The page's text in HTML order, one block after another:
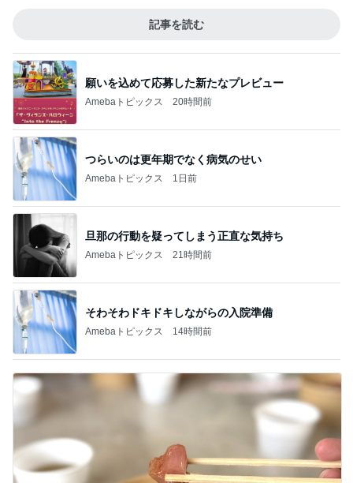
記事を読む
願いを込めて応募した新たなプレビュー
Amebaトピックス 20時間前
つらいのは更年期でなく病気のせい
Amebaトピックス 1日前
旦那の行動を疑ってしまう正直な気持ち
Amebaトピックス 21時間前
そわそわドキドキしながらの入院準備
Amebaトピックス 14時間前